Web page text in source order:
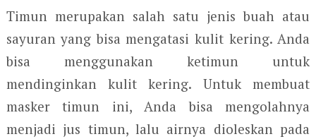
Timun merupakan salah satu jenis buah atau
sayuran yang bisa mengatasi kulit kering. Anda
bisa menggunakan ketimun untuk
mendinginkan kulit kering. Untuk membuat
masker timun ini, Anda bisa mengolahnya
menjadi jus timun, lalu airnya dioleskan pada